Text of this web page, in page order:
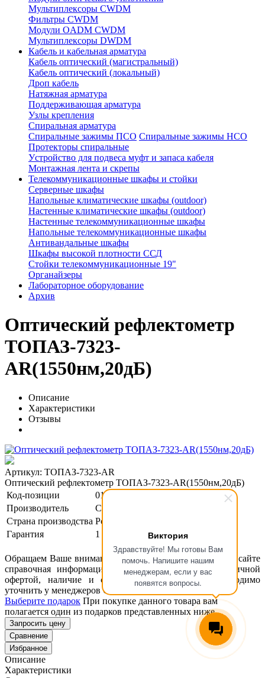
Виктория
Здравствуйте! Мы готовы Вам
помочь. Напишите нашим
менеджерам, если у вас
появятся вопросы.
Мультиплексоры CWDM
Фильтры CWDM
Модули OADM CWDM
Мультиплексоры DWDM
Кабель и кабельная арматура
Кабель оптический (магистральный)
Кабель оптический (локальный)
Дроп кабель
Натяжная арматура
Поддерживающая арматура
Узлы крепления
Спиральная арматура
Спиральные зажимы ПСО Спиральные зажимы НСО
Протекторы спиральные
Устройство для подвеса муфт и запаса кабеля
Монтажная лента и скрепы
Телекоммуникационные шкафы и стойки
Серверные шкафы
Напольные климатические шкафы (outdoor)
Настенные климатические шкафы (outdoor)
Настенные телекоммуникационные шкафы
Напольные телекоммуникационные шкафы
Антивандальные шкафы
Шкафы высокой плотности ССД
Стойки телекоммуникационные 19"
Органайзеры
Лабораторное оборудование
Архив
Оптический рефлектометр
ТОПАЗ-7323-
AR(1550нм,20дБ)
Описание
Характеристики
Отзывы
Артикул: ТОПАЗ-7323-AR
Оптический рефлектометр ТОПАЗ-7323-AR(1550нм,20дБ)
Код-позиции
01-00124781
Производитель
Связь Сервис
Страна производства Россия
Гарантия
1 год
Обращаем Ваше внимание, что размещенная на данном сайте
справочная информация о товарах не является публичной
офертой, наличие и стоимость оборудования необходимо
уточнить у менеджеров ООО "Концепт Технологии".
Выберите подарок При покупке данного товара вам
полагается один из подарков представленных ниже
Запросить цену
Сравнение
Избранное
Описание
Характеристики